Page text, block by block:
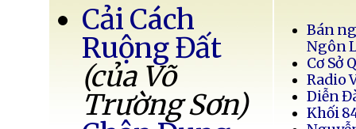
Cải Cách
Ruộng Đất
(của Võ
Trường Sơn)
Bán
Ngôn
Cơ Sở
Radio
Diễn
Khối